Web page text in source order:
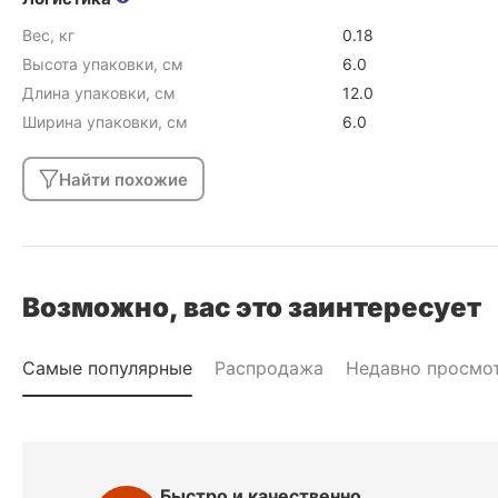
Вес, кг
0.18
Высота упаковки, см
6.0
Длина упаковки, см
12.0
Ширина упаковки, см
6.0
Найти похожие
Возможно, вас это заинтересует
Самые популярные Распродажа Недавно